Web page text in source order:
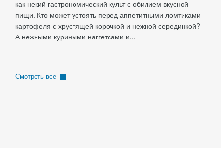
как некий гастрономический культ с обилием вкусной
пищи. Кто может устоять перед аппетитными ломтиками
картофеля с хрустящей корочкой и нежной серединкой?
А нежными куриными наггетсами и...
Смотреть все